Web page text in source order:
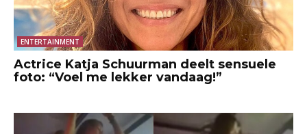
ENTERTAINMENT
Actrice Katja Schuurman deelt sensuele
foto: “Voel me lekker vandaag!”